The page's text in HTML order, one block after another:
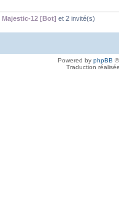
Majestic-12 [Bot] et 2 invité(s)
Powered by phpBB
Traduction